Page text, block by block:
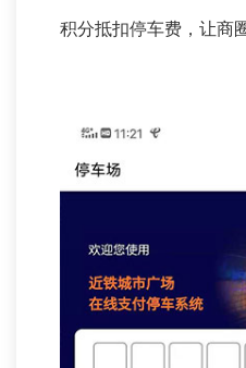
积分抵扣停车费，让商